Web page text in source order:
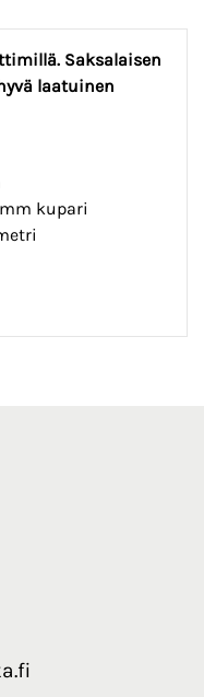
Saksalaisen
laatuinen
kupari